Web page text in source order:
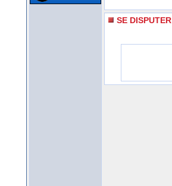
SE DISPUTER